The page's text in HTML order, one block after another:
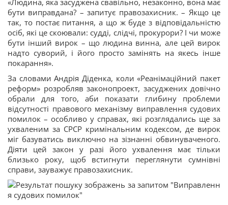
«Людина, яка засуджена свавільно, незаконно, вона має
бути виправдана? – запитує правозахисник. – Якщо це
так, то постає питання, а що ж буде з відповідальністю
осіб, які це скоювали: судді, слідчі, прокурори? І чи може
бути інший вирок – що людина винна, але цей вирок
надто суворий, і його просто замінять на якесь інше
покарання».
За словами Андрія Діденка, коли «Реанімаційний пакет
реформ» розробляв законопроект, засуджених довічно
обрали для того, аби показати глибину проблеми
відсутності правового механізму виправлення судових
помилок – особливо у справах, які розглядались ще за
ухваленим за СРСР кримінальним кодексом, де вирок
міг базуватись виключно на зізнанні обвинуваченого.
Діяти цей закон у разі його ухвалення має тільки
близько року, щоб встигнути переглянути сумнівні
справи, зауважує правозахисник.